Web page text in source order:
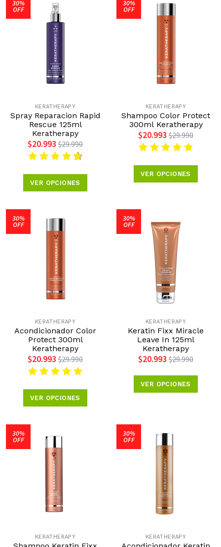
30%
OFF
KERATHERAPY
Spray Reparacion Rapid
Rescue 125ml
Keratherapy
$20.993 $29.990
VER OPCIONES
30%
OFF
KERATHERAPY
Shampoo Color Protect
300ml Keratherapy
$20.993 $29.990
VER OPCIONES
30%
OFF
KERATHERAPY
Acondicionador Color
Protect 300ml
Keratherapy
$20.993 $29.990
VER OPCIONES
30%
OFF
KERATHERAPY
Keratin Fixx Miracle
Leave In 125ml
Keratherapy
$20.993 $29.990
VER OPCIONES
30%
OFF
KERATHERAPY
30%
OFF
KERATHERAPY